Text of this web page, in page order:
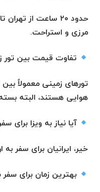
حدود ۲۰ ساعت از
مرزی و استراحت.
تفاوت قیمت بین
هوایی هستند، البته
آیا نیاز به ویزا
خیر، ایرانیان برای سفر به
بهترین زمان برای